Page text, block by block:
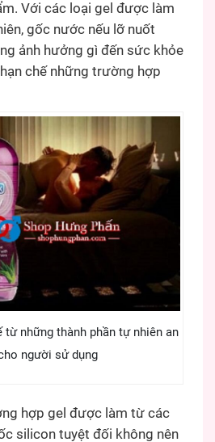
Với các loại gel được làm
gốc nước nếu lỡ nuốt
ảnh hưởng gì đến sức khỏe
chế những trường hợp
những thành phần tự nhiên an
người sử dụng
hợp gel được làm từ các
silicon tuyệt đối không nên